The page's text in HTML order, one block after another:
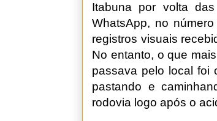
Itabuna por volta
WhatsApp, no
registros visuais
No entanto, o que
passava pelo local foi
pastando e
rodovia logo após o